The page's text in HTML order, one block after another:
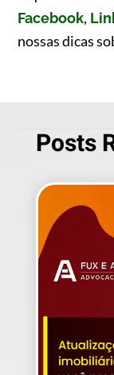
Facebook,
nossas dicas
Posts